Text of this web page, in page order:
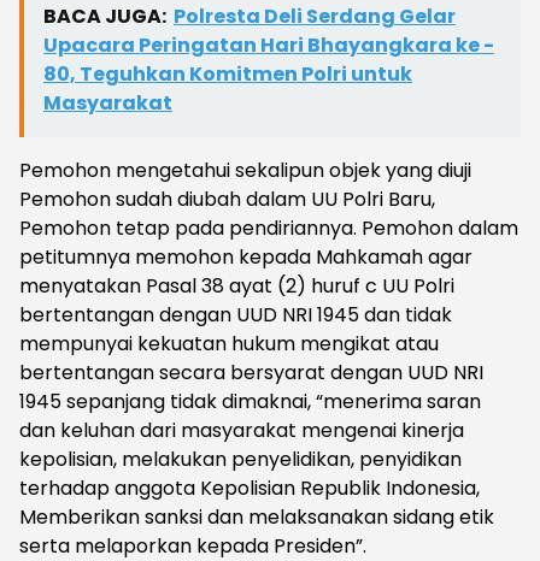
BACA JUGA: Polresta Deli Serdang Gelar
Upacara Peringatan Hari Bhayangkara ke -
80, Teguhkan Komitmen Polri untuk
Masyarakat
Pemohon mengetahui sekalipun objek yang diuji
Pemohon sudah diubah dalam UU Polri Baru,
Pemohon tetap pada pendiriannya. Pemohon dalam
petitumnya memohon kepada Mahkamah agar
menyatakan Pasal 38 ayat (2) huruf c UU Polri
bertentangan dengan UUD NRI 1945 dan tidak
mempunyai kekuatan hukum mengikat atau
bertentangan secara bersyarat dengan UUD NRI
1945 sepanjang tidak dimaknai, “menerima saran
dan keluhan dari masyarakat mengenai kinerja
kepolisian, melakukan penyelidikan, penyidikan
terhadap anggota Kepolisian Republik Indonesia,
Memberikan sanksi dan melaksanakan sidang etik
serta melaporkan kepada Presiden”.